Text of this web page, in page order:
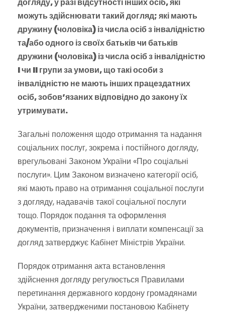
можуть здійснювати такий догляд; які мають
дружину (чоловіка) із числа осіб з інвалідністю
та/або одного із своїх батьків чи батьків
дружини (чоловіка) із числа осіб з інвалідністю
I чи II групи за умови, що такі особи з
інвалідністю не мають інших працездатних
осіб, зобов’язаних відповідно до закону їх
утримувати.
Загальні положення щодо отримання та надання
соціальних послуг, зокрема і постійного догляду,
врегульовані Законом України «Про соціальні
послуги». Цим Законом визначено категорії осіб,
які мають право на отримання соціальної послуги
з догляду, надавачів такої соціальної послуги
тощо. Порядок подання та оформлення
документів, призначення і виплати компенсації за
догляд затверджує Кабінет Міністрів України.
Порядок отримання акта встановлення
здійснення догляду регулюється Правилами
перетинання державного кордону громадянами
України, затвердженими постановою Кабінету